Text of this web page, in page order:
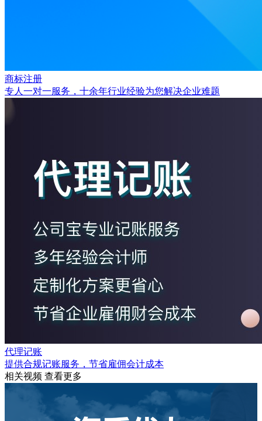
商标注册
专人一对一服务，十余年行业经验为您解决企业难题
代理记账
提供合规记账服务，节省雇佣会计成本
相关视频 查看更多